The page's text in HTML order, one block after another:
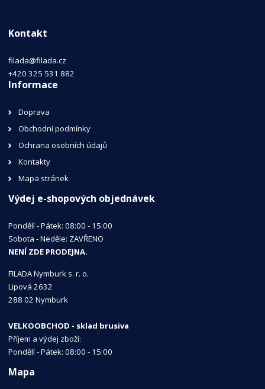
Kontakt
filada@filada.cz
+420 325 531 882
Informace
Doprava
Obchodní podmínky
Ochrana osobních údajů
Kontakty
Mapa stránek
Výdej e-shopových objednávek
Pondělí - Pátek: 08:00 - 15:00
Sobota - Neděle: ZAVŘENO
NENÍ ZDE PRODEJNA.
FILADA Nymburk s. r. o.
Lipová 2632
288 02 Nymburk
VELKOOBCHOD - sklad brusiva
Příjem a výdej zboží:
Pondělí - Pátek: 08:00 - 15:00
Mapa